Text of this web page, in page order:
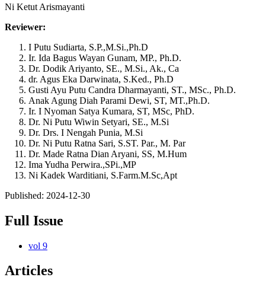
Ni Ketut Arismayanti
Reviewer:
I Putu Sudiarta, S.P.,M.Si.,Ph.D
Ir. Ida Bagus Wayan Gunam, MP., Ph.D.
Dr. Dodik Ariyanto, SE., M.Si., Ak., Ca
dr. Agus Eka Darwinata, S.Ked., Ph.D
Gusti Ayu Putu Candra Dharmayanti, ST., MSc., Ph.D.
Anak Agung Diah Parami Dewi, ST, MT.,Ph.D.
Ir. I Nyoman Satya Kumara, ST, MSc, PhD.
Dr. Ni Putu Wiwin Setyari, SE., M.Si
Dr. Drs. I Nengah Punia, M.Si
Dr. Ni Putu Ratna Sari, S.ST. Par., M. Par
Dr. Made Ratna Dian Aryani, SS, M.Hum
Ima Yudha Perwira.,SPi.,MP
Ni Kadek Warditiani, S.Farm.M.Sc,Apt
Published: 2024-12-30
Full Issue
vol 9
Articles